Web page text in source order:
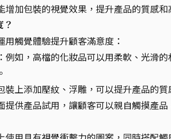
增加包裝的視覺效果，提升產品的質感和
？
觸覺體驗提升顧客滿意度：
：例如，高檔的化妝品可以用柔軟、光滑
裝上添加壓紋、浮雕，可以提升產品的質
提供產品試用，讓顧客可以親自觸摸產